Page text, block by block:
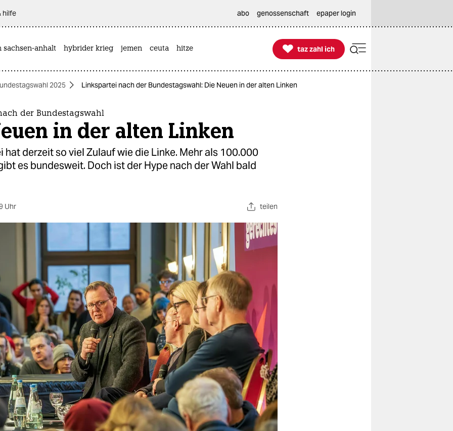
hilfe abo genossenschaft epaper login
sachsen-anhalt hybrider krieg jemen ceuta hitze 
taz zahl ich
taz zahl ich
2025 Linkspartei nach der Bundestagswahl: Die Neuen in der alten Linken
der Bundestagswahl
in der alten Linken
hat derzeit so viel Zulauf wie die Linke. Mehr als 100.000
es bundesweit. Doch ist der Hype nach der Wahl bald
Uhr teilen